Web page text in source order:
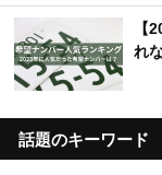
【
れ
話題のキーワード